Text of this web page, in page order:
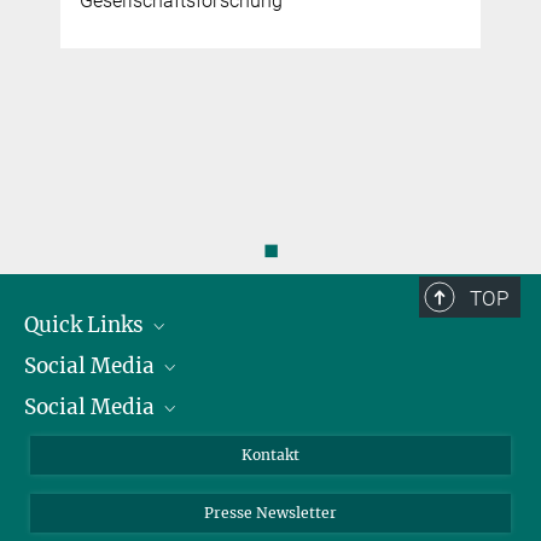
◼
TOP
Quick Links
Präsident
Zahlen und Fakten
Meldestelle Fehlverhalten
Social Media
Bluesky
TikTok
Social Media
Instagram
YouTube
Kontakt
Presse Newsletter